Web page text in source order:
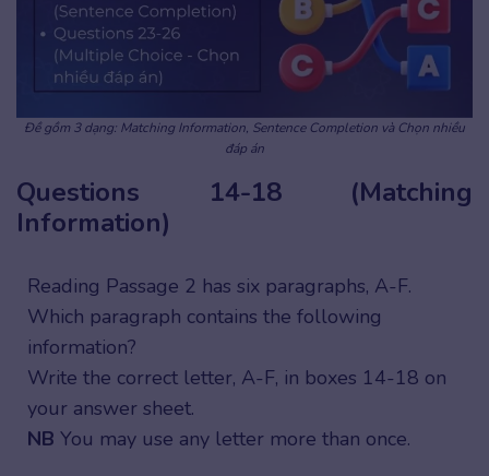
Đề gồm 3 dạng: Matching Information, Sentence Completion và Chọn nhiều
đáp án
Questions 14-18 (Matching
Information)
Reading Passage 2 has six paragraphs, A-F.
Which paragraph contains the following
information?
Write the correct letter, A-F, in boxes 14-18 on
your answer sheet.
NB You may use any letter more than once.